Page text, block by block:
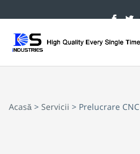
Acasă > Servicii > Prelucrare CNC